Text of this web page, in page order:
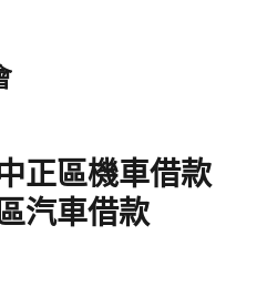
正區機車借款
汽車借款